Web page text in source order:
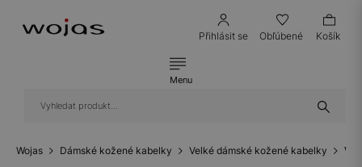
Přihlásit se Obľúbené Košík
Menu
Wojas Dámské kožené kabelky Velké dámské kožené kabelky